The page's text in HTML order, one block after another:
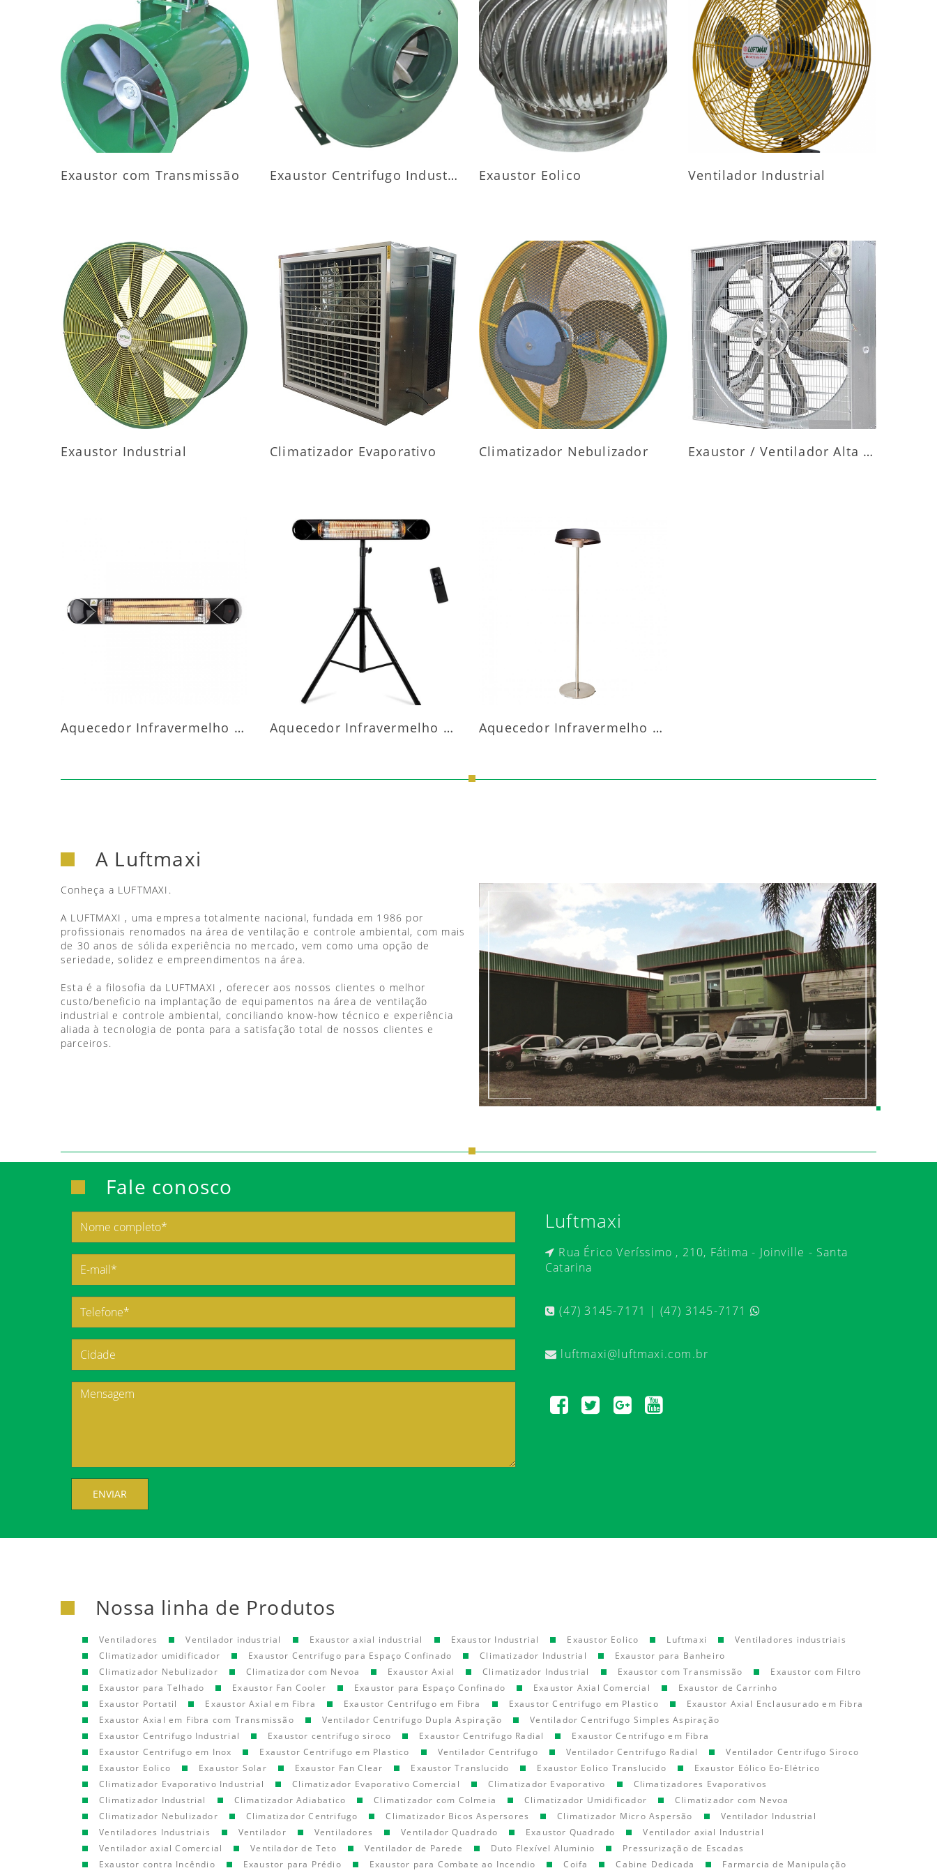
MAIS INFORMAÇÕES
Exaustor com Transmissão
MAIS INFORMAÇÕES
Exaustor Centrifugo Industrial
MAIS INFORMAÇÕES
Exaustor Eolico
MAIS INFORMAÇÕES
Ventilador Industrial
MAIS INFORMAÇÕES
Exaustor Industrial
MAIS INFORMAÇÕES
Climatizador Evaporativo
MAIS INFORMAÇÕES
Climatizador Nebulizador
MAIS INFORMAÇÕES
Exaustor / Ventilador Alta Vazão
MAIS INFORMAÇÕES
Aquecedor Infravermelho Parede
MAIS INFORMAÇÕES
Aquecedor Infravermelho Pedestal Aquecedor Infravermelho Pedestal Luft-20000
A Luftmaxi
Conheça a LUFTMAXI.
A LUFTMAXI , uma empresa totalmente nacional, fundada em 1986 por
profissionais renomados na área de ventilação e controle ambiental, com mais
de 30 anos de sólida experiência no mercado, vem como uma opção de
seriedade, solidez e empreendimentos na área.
Esta é a filosofia da LUFTMAXI , oferecer aos nossos clientes o melhor
custo/beneficio na implantação de equipamentos na área de ventilação
industrial e controle ambiental, conciliando know-how técnico e experiência
aliada à tecnologia de ponta para a satisfação total de nossos clientes e
parceiros.
Fale conosco
ENVIAR
Luftmaxi
Rua Érico Veríssimo , 210, Fátima - Joinville - Santa
Catarina
(47) 3145-7171 | (47) 3145-7171
luftmaxi@luftmaxi.com.br
Nossa linha de Produtos
Ventiladores Ventilador industrial Exaustor axial industrial Exaustor Industrial Exaustor Eolico Luftmaxi
Ventiladores industriais
Climatizador umidificador
Exaustor Centrifugo para Espaço Confinado Climatizador Industrial
Exaustor para Banheiro
Climatizador Nebulizador
Climatizador com Nevoa Exaustor Axial Climatizador Industrial Exaustor com Transmissão
Exaustor com Filtro
Exaustor para Telhado
Exaustor Fan Cooler Exaustor para Espaço Confinado Exaustor Axial Comercial
Exaustor de Carrinho
Exaustor Portatil
Exaustor Axial em Fibra Exaustor Centrifugo em Fibra Exaustor Centrifugo em Plastico
Exaustor Axial Enclausurado em Fibra
Exaustor Axial em Fibra com Transmissão
Ventilador Centrifugo Dupla Aspiração
Ventilador Centrifugo Simples Aspiração
Exaustor Centrifugo Industrial
Exaustor centrifugo siroco Exaustor Centrifugo Radial
Exaustor Centrifugo em Fibra
Exaustor Centrifugo em Inox
Exaustor Centrifugo em Plastico Ventilador Centrifugo Ventilador Centrifugo Radial
Ventilador Centrifugo Siroco
Exaustor Eolico
Exaustor Solar Exaustor Fan Clear Exaustor Translucido Exaustor Eolico Translucido
Exaustor Eólico Eo-Elétrico
Climatizador Evaporativo Industrial
Climatizador Evaporativo Comercial Climatizador Evaporativo
Climatizadores Evaporativos
Climatizador Industrial
Climatizador Adiabatico Climatizador com Colmeia Climatizador Umidificador
Climatizador com Nevoa
Climatizador Nebulizador
Climatizador Centrifugo Climatizador Bicos Aspersores Climatizador Micro Aspersão
Ventilador Industrial
Ventiladores Industriais
Ventilador Ventiladores Ventilador Quadrado Exaustor Quadrado
Ventilador axial Industrial
Ventilador axial Comercial
Ventilador de Teto Ventilador de Parede Duto Flexível Aluminio
Pressurização de Escadas
Exaustor contra Incêndio
Exaustor para Prédio Exaustor para Combate ao Incendio Coifa Cabine Dedicada
Farmarcia de Manipulação